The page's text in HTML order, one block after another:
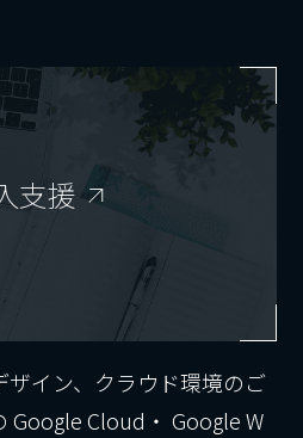
支援
ザイン、クラウド環境のご
Google Cloud・ Google W